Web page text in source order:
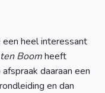
een heel interessant
Boomheeft
daaraan een
en dan